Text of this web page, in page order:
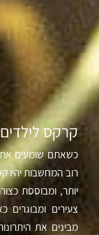
קרקס לילדים
כשאתם שומעים את
רוב המחשבות יהיו
יותר, ומבוססת
צעירים
מבינים את